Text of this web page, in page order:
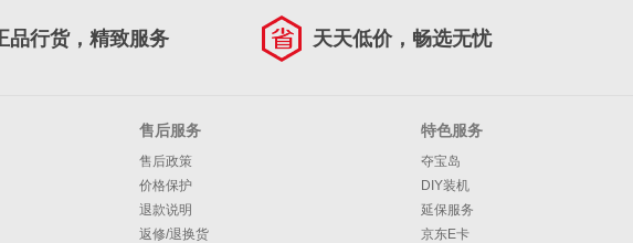
品行货，精致服务 天天低价，畅选无忧
售后服务
售后政策
价格保护
退款说明
返修/退换货
特色服务
夺宝岛
DIY装机
延保服务
京东E卡